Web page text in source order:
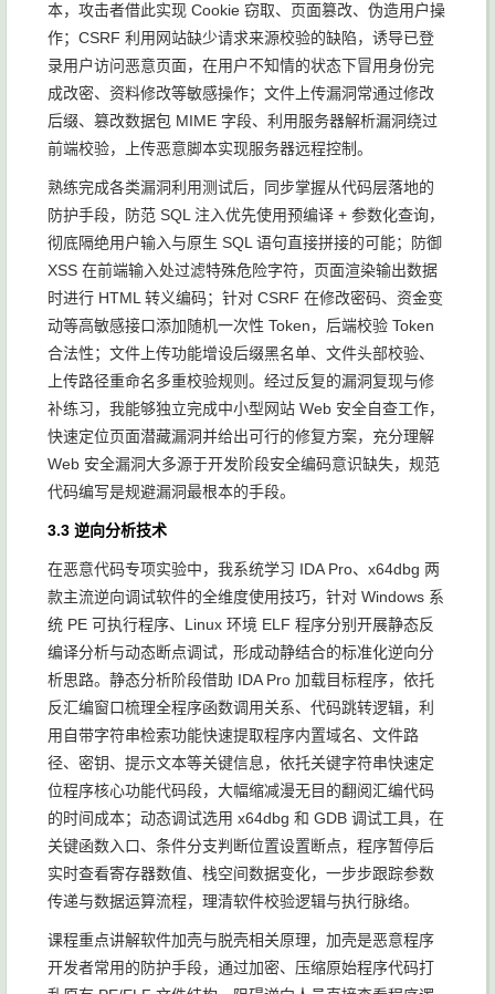
本，攻击者借此实现 Cookie 窃取、页面篡改、伪造用户操
作；CSRF 利用网站缺少请求来源校验的缺陷，诱导已登
录用户访问恶意页面，在用户不知情的状态下冒用身份完
成改密、资料修改等敏感操作；文件上传漏洞常通过修改
后缀、篡改数据包 MIME 字段、利用服务器解析漏洞绕过
前端校验，上传恶意脚本实现服务器远程控制。
熟练完成各类漏洞利用测试后，同步掌握从代码层落地的
防护手段，防范 SQL 注入优先使用预编译 + 参数化查询，
彻底隔绝用户输入与原生 SQL 语句直接拼接的可能；防御
XSS 在前端输入处过滤特殊危险字符，页面渲染输出数据
时进行 HTML 转义编码；针对 CSRF 在修改密码、资金变
动等高敏感接口添加随机一次性 Token，后端校验 Token
合法性；文件上传功能增设后缀黑名单、文件头部校验、
上传路径重命名多重校验规则。经过反复的漏洞复现与修
补练习，我能够独立完成中小型网站 Web 安全自查工作，
快速定位页面潜藏漏洞并给出可行的修复方案，充分理解
Web 安全漏洞大多源于开发阶段安全编码意识缺失，规范
代码编写是规避漏洞最根本的手段。
3.3 逆向分析技术
在恶意代码专项实验中，我系统学习 IDA Pro、x64dbg 两
款主流逆向调试软件的全维度使用技巧，针对 Windows 系
统 PE 可执行程序、Linux 环境 ELF 程序分别开展静态反
编译分析与动态断点调试，形成动静结合的标准化逆向分
析思路。静态分析阶段借助 IDA Pro 加载目标程序，依托
反汇编窗口梳理全程序函数调用关系、代码跳转逻辑，利
用自带字符串检索功能快速提取程序内置域名、文件路
径、密钥、提示文本等关键信息，依托关键字符串快速定
位程序核心功能代码段，大幅缩减漫无目的翻阅汇编代码
的时间成本；动态调试选用 x64dbg 和 GDB 调试工具，在
关键函数入口、条件分支判断位置设置断点，程序暂停后
实时查看寄存器数值、栈空间数据变化，一步步跟踪参数
传递与数据运算流程，理清软件校验逻辑与执行脉络。
课程重点讲解软件加壳与脱壳相关原理，加壳是恶意程序
开发者常用的防护手段，通过加密、压缩原始程序代码打